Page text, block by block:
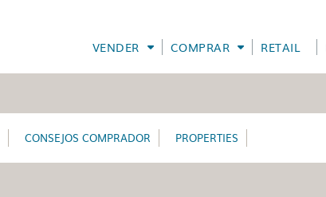
VENDER COMPRAR RETAIL
CONSEJOS COMPRADOR PROPERTIES